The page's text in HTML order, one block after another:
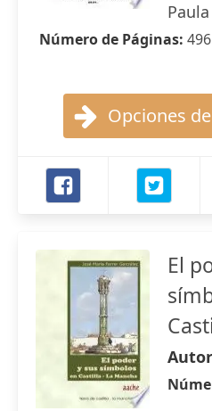
Número de Páginas: 496
Opciones
El